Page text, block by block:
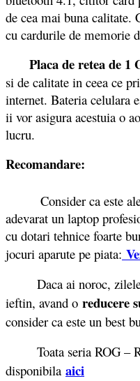
de cea mai buna
cu cardurile de memorie
Placa de retea de 1
si de calitate in ceea ce
internet. Bateria celulara
ii vor asigura acestuia o
lucru.
Recomandare:
Consider ca este
adevarat un laptop
cu dotari tehnice foarte
jocuri aparute pe piata:
Daca ai noroc,
ieftin, avand o reducere
consider ca este un best
Toata seria ROG –
disponibila aici